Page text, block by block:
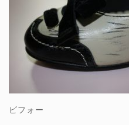
ビフォー